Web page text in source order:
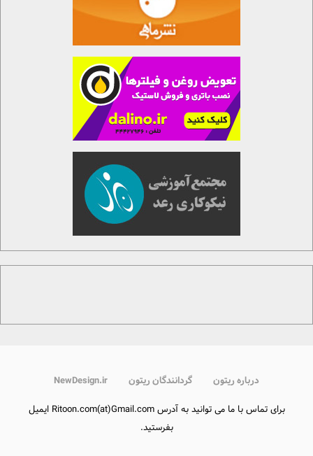
درباره ریتون گردانندگان ریتون NewDesign.ir
برای تماس با ما می توانید به آدرس Ritoon.com(at)Gmail.com ایمیل
بفرستید.